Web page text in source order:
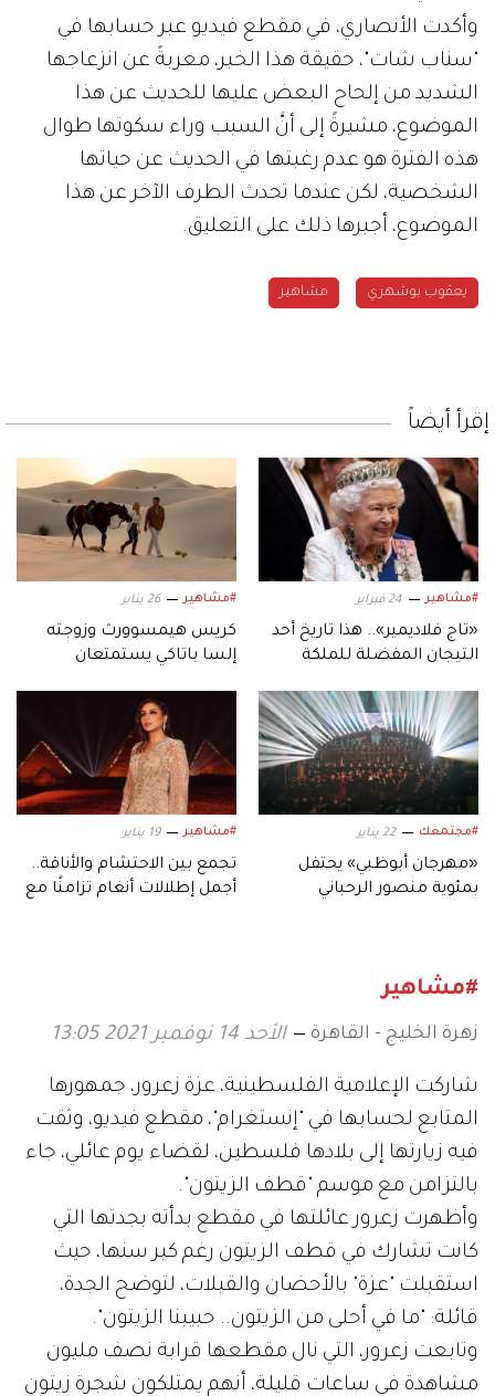
وأكدت الأنصاري، في مقطع فيديو عبر حسابها في
"سناب شات"، حقيقة هذا الخبر، معربةً عن انزعاجها
الشديد من إلحاح البعض عليها للحديث عن هذا
الموضوع، مشيرةً إلى أنَّ السبب وراء سكوتها طوال
هذه الفترة هو عدم رغبتها في الحديث عن حياتها
الشخصية، لكن عندما تحدث الطرف الآخر عن هذا
الموضوع، أجبرها ذلك على التعليق.
يعقوب بوشهري مشاهير
إقرأ أيضاً
#مشاهير 24 فبراير
«تاج فلاديمير».. هذا تاريخ أحد
التيجان المفضلة للملكة
#مشاهير 26 يناير
كريس هيمسوورث وزوجته
إلسا باتاكي يستمتعان
#مجتمعك 22 يناير
«مهرجان أبوظبي» يحتفل
بمئوية منصور الرحباني
#مشاهير 19 يناير
تجمع بين الاحتشام والأناقة..
أجمل إطلالات أنغام تزامنًا مع
#مشاهير
زهرة الخليج - القاهرة الأحد 14 نوفمبر 2021 13:05
شاركت الإعلامية الفلسطينية، عزة زعرور، جمهورها
المتابع لحسابها في "إنستغرام"، مقطع فيديو، وثقت
فيه زيارتها إلى بلادها فلسطين، لقضاء يوم عائلي، جاء
بالتزامن مع موسم "قطف الزيتون".
وأظهرت زعرور عائلتها في مقطع بدأته بجدتها التي
كانت تشارك في قطف الزيتون رغم كبر سنها، حيث
استقبلت "عزة" بالأحضان والقبلات، لتوضح الجدة،
قائلة: "ما في أحلى من الزيتون.. حبيبنا الزيتون".
وتابعت زعرور، التي نال مقطعها قرابة نصف مليون
مشاهدة في ساعات قليلة، أنهم يمتلكون شجرة زيتون